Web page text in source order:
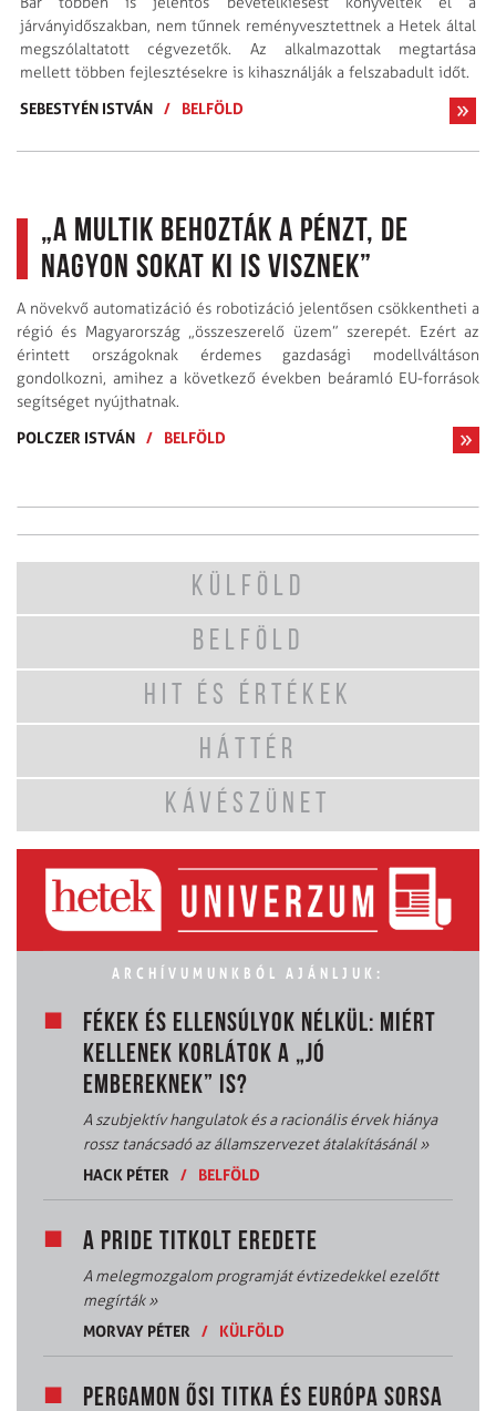
járványidőszakban, nem tűnnek reményvesztettnek a Hetek által
megszólaltatott cégvezetők. Az alkalmazottak megtartása
mellett többen fejlesztésekre is kihasználják a felszabadult időt.
SEBESTYÉN ISTVÁN / BELFÖLD
„A multik behozták a pénzt, de
nagyon sokat ki is visznek”
A növekvő automatizáció és robotizáció jelentősen csökkentheti a
régió és Magyarország „összeszerelő üzem” szerepét. Ezért az
érintett országoknak érdemes gazdasági modellváltáson
gondolkozni, amihez a következő években beáramló EU-források
segítséget nyújthatnak.
POLCZER ISTVÁN / BELFÖLD
KÜLFÖLD
BELFÖLD
HIT ÉS ÉRTÉKEK
HÁTTÉR
KÁVÉSZÜNET
ARCHÍVUMUNKBÓL AJÁNLJUK:
FÉKEK ÉS ELLENSÚLYOK NÉLKÜL: MIÉRT
KELLENEK KORLÁTOK A „JÓ
EMBEREKNEK” IS?
A szubjektív hangulatok és a racionális érvek hiánya
rossz tanácsadó az államszervezet átalakításánál»
HACK PÉTER
/ BELFÖLD
A PRIDE TITKOLT EREDETE
A melegmozgalom programját évtizedekkel ezelőtt
megírták»
MORVAY PÉTER
/ KÜLFÖLD
PERGAMON ŐSI TITKA ÉS EURÓPA SORSA